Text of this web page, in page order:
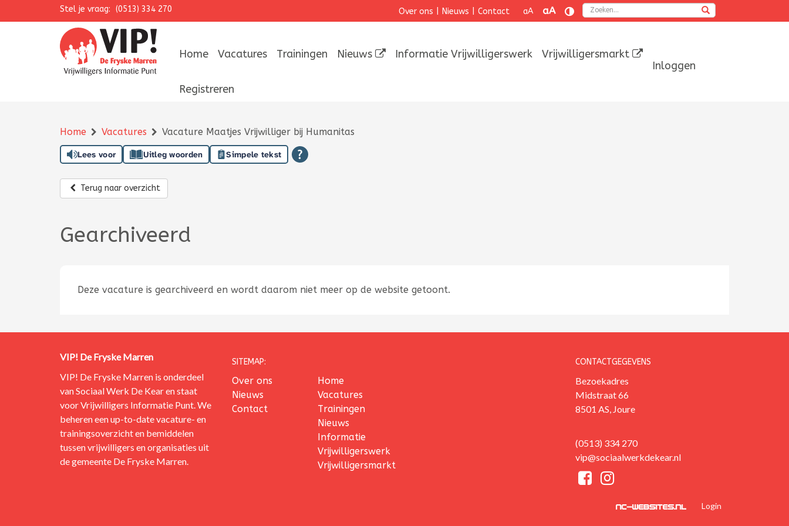
Navigatie overslaan
Stel je vraag: (0513) 334 270 Over ons Nieuws Contact aA aA Zoeken
Home Vacatures Trainingen Nieuws Informatie Vrijwilligerswerk
Vrijwilligersmarkt
Inloggen
Registreren
Home Vacatures Vacature Maatjes Vrijwilliger bij Humanitas
Lees voor Uitleg woorden Simpele tekst
Terug naar overzicht
Gearchiveerd
Deze vacature is gearchiveerd en wordt daarom niet meer op de website getoont.
VIP! De Fryske Marren
VIP! De Fryske Marren is onderdeel
vanSociaal Werk De Kearen staat
voor Vrijwilligers Informatie Punt.We
beheren een up-to-date vacature- en
trainingsoverzicht en bemiddelen
tussen vrijwilligers en organisaties uit
de gemeente De Fryske Marren.
SITEMAP:
Over ons
Nieuws
Contact
Home
Vacatures
Trainingen
Nieuws
Informatie
Vrijwilligerswerk
Vrijwilligersmarkt
CONTACTGEGEVENS
Bezoekadres
Midstraat 66
8501 AS, Joure
(0513) 334 270
vip@sociaalwerkdekear.nl
Login